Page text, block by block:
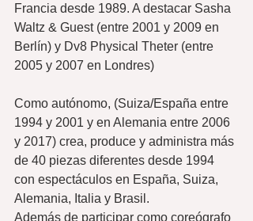
Francia desde 1989. A destacar Sasha
Waltz & Guest (entre 2001 y 2009 en
Berlín) y Dv8 Physical Theter (entre
2005 y 2007 en Londres)
Como autónomo, (Suiza/España entre
1994 y 2001 y en Alemania entre 2006
y 2017) crea, produce y administra más
de 40 piezas diferentes desde 1994
con espectáculos en España, Suiza,
Alemania, Italia y Brasil.
Además de participar como coreógrafo